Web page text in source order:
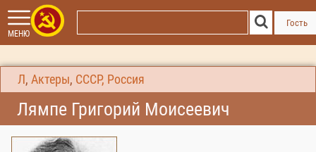
МЕНЮ
Гость
Л , Актеры, СССР, Россия
Лямпе Григорий Моисеевич